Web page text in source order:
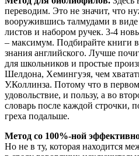
переводим. Это не значит, что
вооружившись талмудами в виде
листов и набором ручек. 3-4
– максимум. Подбирайте книги
знания английского. Лучше
для школьников и простые
Шелдона, Хемингуэя, чем
У.Коллинза. Потому что в
удовольствие, и пользу, а во
словарь после каждой строчки,
греха подальше.
Метод со 100%-ной
Но не в ту, которая находится